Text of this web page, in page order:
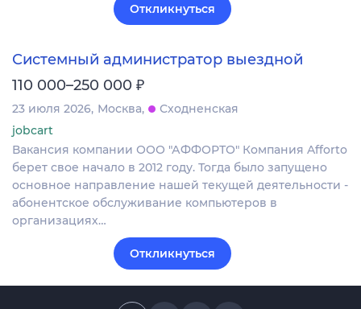
Откликнуться
Системный администратор выездной
110 000–250 000 ₽
23 июля 2026 Москва
Сходненская
jobcart
Вакансия компании ООО "АФФОРТО" Компания Afforto
берет свое начало в 2012 году. Тогда было запущено
основное направление нашей текущей деятельности -
абонентское обслуживание компьютеров в
организациях…
Откликнуться